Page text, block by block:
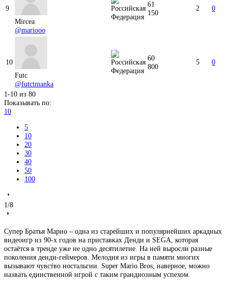
9
Mircea
@mariooo
61
150
2 0
10
Futc
@futctmanka
60
800
5 0
1-10 из 80
Показывать по:
10
5
10
20
30
40
50
100
1/8
Супер Братья Марио – одна из старейших и популярнейших аркадных
видеоигр из 90-х годов на приставках Денди и SEGA, которая
остаётся в тренде уже не одно десятилетие. На ней выросли разные
поколения денди-геймеров. Мелодия из игры в памяти многих
вызывают чувство ностальгии. Super Mario Bros, наверное, можно
назвать единственной игрой с таким грандиозным успехом.